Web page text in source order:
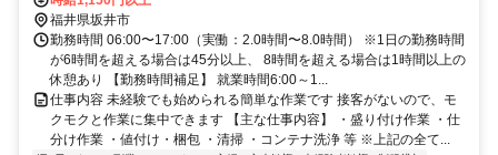
福井県坂井市
勤務時間 06:00〜17:00（実働：2.0時間〜8.0時間） ※1日の勤務時間
が6時間を超える場合は45分以上、 8時間を超える場合は1時間以上の
休憩あり 【勤務時間補足】 就業時間6:00～1...
仕事内容 未経験でも始められる簡単な作業です 接客がないので、モ
クモクと作業に集中できます 【主な仕事内容】 ・盛り付け作業 ・仕
分け作業 ・値付け・梱包 ・清掃 ・コンテナ洗浄 等 ※上記の全て...